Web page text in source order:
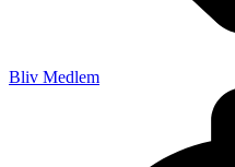
Bliv Medlem